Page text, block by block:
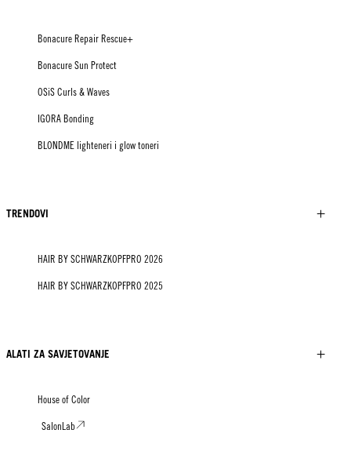
Bonacure Repair Rescue+
Bonacure Sun Protect
OSiS Curls & Waves
IGORA Bonding
BLONDME lighteneri i glow toneri
TRENDOVI
HAIR BY SCHWARZKOPFPRO 2026
HAIR BY SCHWARZKOPFPRO 2025
ALATI ZA SAVJETOVANJE
House of Color
SalonLab